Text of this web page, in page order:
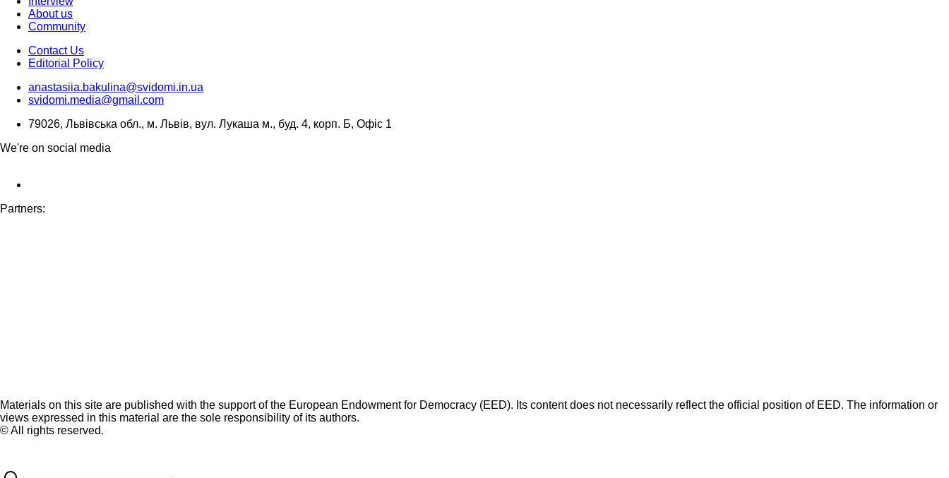
About us
Community
Contact Us
Editorial Policy
anastasiia.bakulina@svidomi.in.ua
svidomi.media@gmail.com
79026, Львівська обл., м. Львів, вул. Лукаша м., буд. 4, корп. Б, Офіс 1
We're on social media
Partners:
Materials on this site are published with the support of the European Endowment for Democracy (EED). Its content does not necessarily reflect the official position of EED. The information or
views expressed in this material are the sole responsibility of its authors.
© All rights reserved.